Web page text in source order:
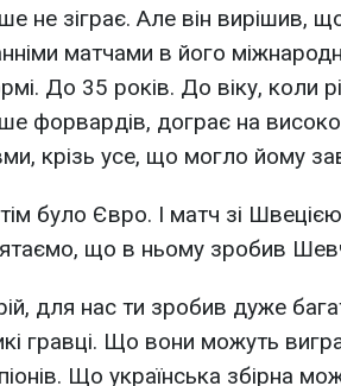
не зіграє. Але він вирішив,
матчами в його
До 35 років. До віку, коли
форвардів, дограє на
крізь усе, що могло йому
було Євро. І матч зі
що в ньому зробив
для нас ти зробив дуже
гравці. Що вони можуть
Що українська збірна